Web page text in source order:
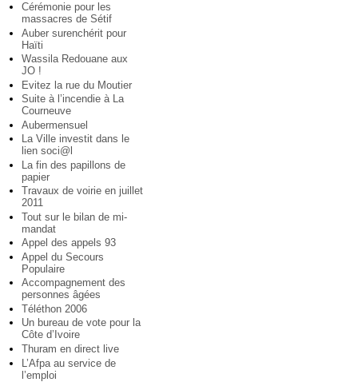
Cérémonie pour les
massacres de Sétif
Auber surenchérit pour
Haïti
Wassila Redouane aux
JO !
Evitez la rue du Moutier
Suite à l’incendie à La
Courneuve
Aubermensuel
La Ville investit dans le
lien soci@l
La fin des papillons de
papier
Travaux de voirie en juillet
2011
Tout sur le bilan de mi-
mandat
Appel des appels 93
Appel du Secours
Populaire
Accompagnement des
personnes âgées
Téléthon 2006
Un bureau de vote pour la
Côte d’Ivoire
Thuram en direct live
L’Afpa au service de
l’emploi